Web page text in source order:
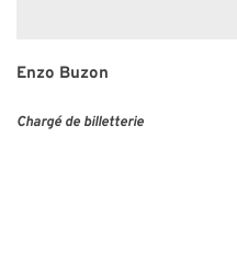
Enzo Buzon
Chargé de billetterie